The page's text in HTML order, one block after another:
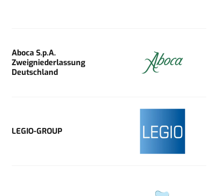
Aboca S.p.A.
Zweigniederlassung
Deutschland
LEGIO-GROUP